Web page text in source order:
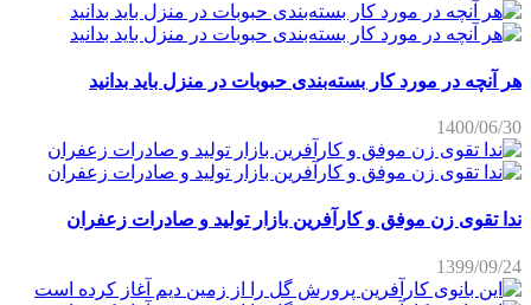
هر آنچه در مورد کار بسته‌بندی حبوبات در منزل باید بدانید
1400/06/30
ندا تقوی زن موفق و کارآفرین بازار تولید و صادرات زعفران
1399/09/24